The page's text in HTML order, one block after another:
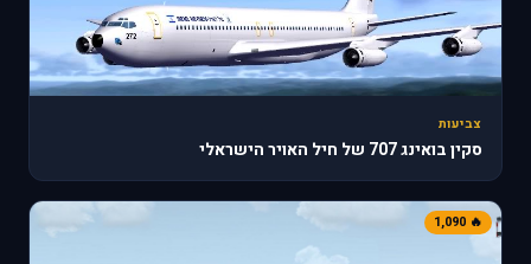
צביעות
סקין בואינג 707 של חיל האויר הישראלי
🔥 1,090